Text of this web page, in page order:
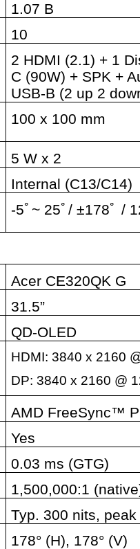
1.07 B
10
2 HDMI (2.1) + 1
C (90W) + SPK +
USB-B (2 up 2
100 x 100 mm
5 W x 2
Internal (C13/C14)
-5ﾟ ~ 25ﾟ/ ±178ﾟ /
Acer CE320QK G
31.5”
QD-OLED
HDMI: 3840 x 2160
DP: 3840 x 2160 @
AMD FreeSync™
Yes
0.03 ms (GTG)
1,500,000:1
Typ. 300 nits,
178° (H), 178° (V)